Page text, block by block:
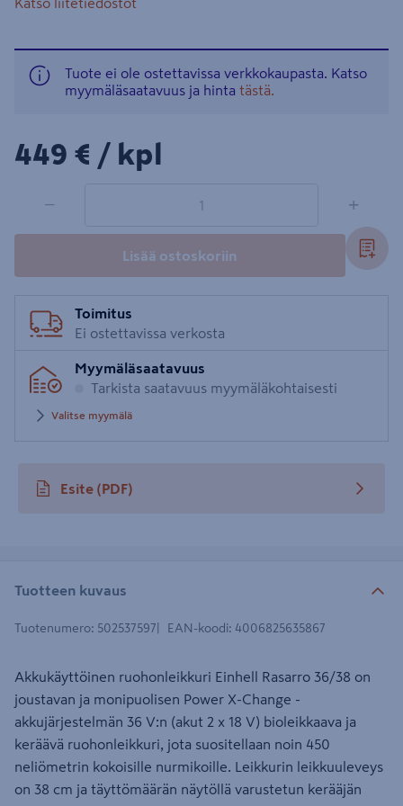
Tuote ei ole ostettavissa verkkokaupasta. Katso
myymäläsaatavuus ja hinta tästä.
449€/kpl
449 € / kpl
− +
Lisää ostoskoriin
Toimitus
Ei ostettavissa verkosta
Myymäläsaatavuus
Tarkista saatavuus myymäläkohtaisesti
Valitse myymälä
Esite (PDF)
avautuu uuteen välilehteen
Tuotteen kuvaus
Tuotenumero: 502537597 EAN-koodi: 4006825635867
Akkukäyttöinen ruohonleikkuri Einhell Rasarro 36/38 on
joustavan ja monipuolisen Power X-Change -
akkujärjestelmän 36 V:n (akut 2 x 18 V) bioleikkaava ja
keräävä ruohonleikkuri, jota suositellaan noin 450
neliömetrin kokoisille nurmikoille. Leikkurin leikkuuleveys
on 38 cm ja täyttömäärän näytöllä varustetun kerääjän